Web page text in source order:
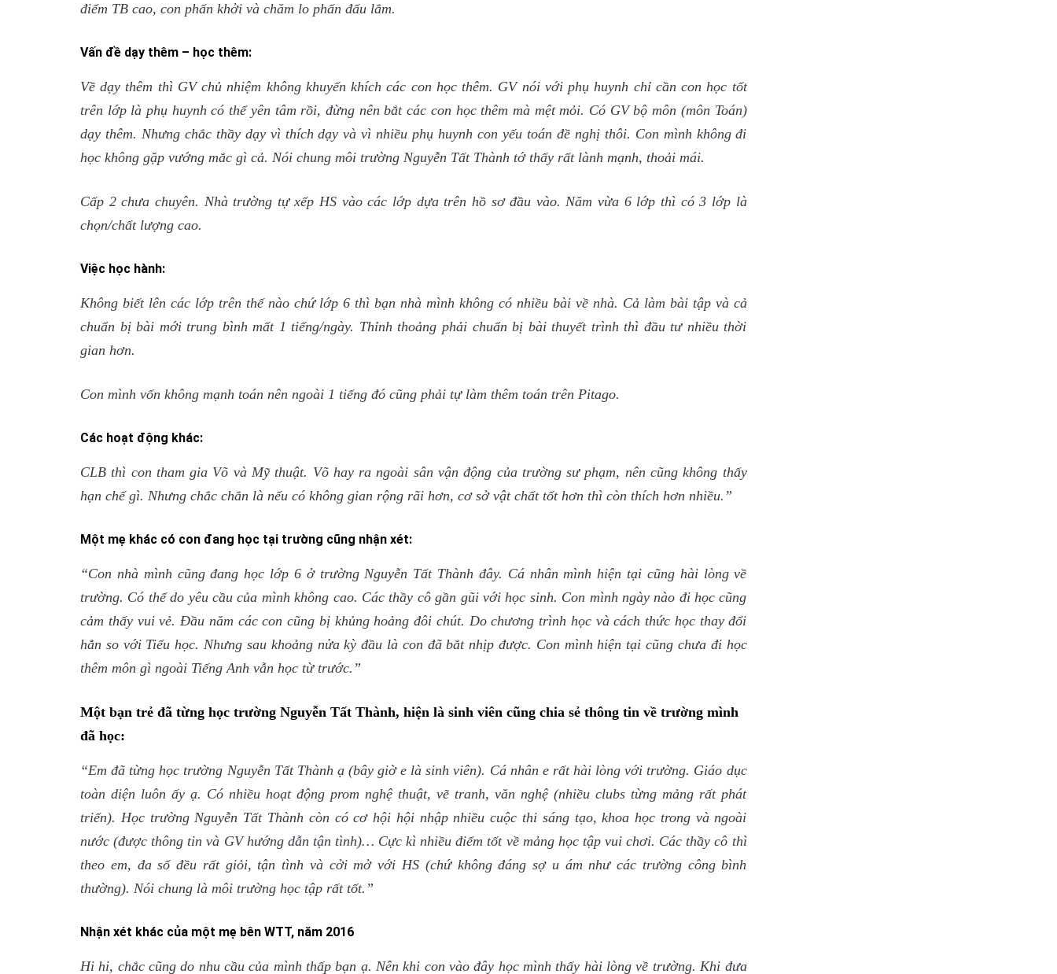
điểm TB cao, con phấn khởi và chăm lo phấn đấu lắm.
Vấn đề dạy thêm – học thêm:
Về dạy thêm thì GV chủ nhiệm không khuyến khích các con học thêm. GV nói với phụ huynh chỉ cần con học tốt
trên lớp là phụ huynh có thể yên tâm rồi, đừng nên bắt các con học thêm mà mệt mỏi. Có GV bộ môn (môn Toán)
dạy thêm. Nhưng chắc thầy dạy vì thích dạy và vì nhiều phụ huynh con yếu toán đề nghị thôi. Con mình không đi
học không gặp vướng mắc gì cả. Nói chung môi trường Nguyễn Tất Thành tớ thấy rất lành mạnh, thoải mái.
Cấp 2 chưa chuyên. Nhà trường tự xếp HS vào các lớp dựa trên hồ sơ đầu vào. Năm vừa 6 lớp thì có 3 lớp là
chọn/chất lượng cao.
Việc học hành:
Không biết lên các lớp trên thế nào chứ lớp 6 thì bạn nhà mình không có nhiều bài về nhà. Cả làm bài tập và cả
chuẩn bị bài mới trung bình mất 1 tiếng/ngày. Thỉnh thoảng phải chuẩn bị bài thuyết trình thì đầu tư nhiều thời
gian hơn.
Con mình vốn không mạnh toán nên ngoài 1 tiếng đó cũng phải tự làm thêm toán trên Pitago.
Các hoạt động khác:
CLB thì con tham gia Võ và Mỹ thuật. Võ hay ra ngoài sân vận động của trường sư phạm, nên cũng không thấy
hạn chế gì. Nhưng chắc chắn là nếu có không gian rộng rãi hơn, cơ sở vật chất tốt hơn thì còn thích hơn nhiều.”
Một mẹ khác có con đang học tại trường cũng nhận xét:
“Con nhà mình cũng đang học lớp 6 ở trường Nguyễn Tất Thành đây. Cá nhân mình hiện tại cũng hài lòng về
trường. Có thể do yêu cầu của mình không cao. Các thầy cô gần gũi với học sinh. Con mình ngày nào đi học cũng
cảm thấy vui vẻ. Đầu năm các con cũng bị khủng hoảng đôi chút. Do chương trình học và cách thức học thay đổi
hẳn so với Tiểu học. Nhưng sau khoảng nửa kỳ đầu là con đã bắt nhịp được. Con mình hiện tại cũng chưa đi học
thêm môn gì ngoài Tiếng Anh vẫn học từ trước.”
Một bạn trẻ đã từng học trường Nguyễn Tất Thành, hiện là sinh viên cũng chia sẻ thông tin về trường mình
đã học:
“Em đã từng học trường Nguyễn Tất Thành ạ (bây giờ e là sinh viên). Cá nhân e rất hài lòng với trường. Giáo dục
toàn diện luôn ấy ạ. Có nhiều hoạt động prom nghệ thuật, vẽ tranh, văn nghệ (nhiều clubs từng mảng rất phát
triển). Học trường Nguyễn Tất Thành còn có cơ hội hội nhập nhiều cuộc thi sáng tạo, khoa học trong và ngoài
nước (được thông tin và GV hướng dẫn tận tình)… Cực kì nhiều điểm tốt về mảng học tập vui chơi. Các thầy cô thì
theo em, đa số đều rất giỏi, tận tình và cởi mở với HS (chứ không đáng sợ u ám như các trường công bình
thường). Nói chung là môi trường học tập rất tốt.”
Nhận xét khác của một mẹ bên WTT, năm 2016
Hi hi, chắc cũng do nhu cầu của mình thấp bạn ạ. Nên khi con vào đây học mình thấy hài lòng về trường. Khi đưa